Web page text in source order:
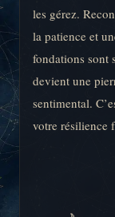
les gérez.
la patience et
fondations sont
devient une
sentimental.
votre résilience